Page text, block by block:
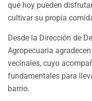
que hoy pueden
cultivar su propia
Desde la Dirección de
Agropecuaria
vecinales, cuyo
fundamentales para
barrio.